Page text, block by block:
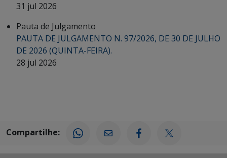
31 jul 2026
Pauta de Julgamento
PAUTA DE JULGAMENTO N. 97/2026, DE 30 DE JULHO
DE 2026 (QUINTA-FEIRA).
28 jul 2026
Compartilhe: